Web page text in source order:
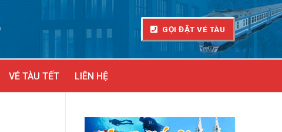
GỌI ĐẶT VÉ TÀU
VÉ TÀU TẾT LIÊN HỆ